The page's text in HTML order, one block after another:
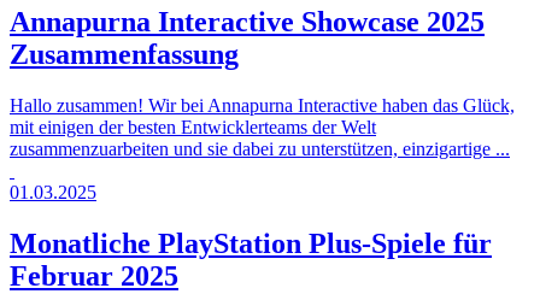
Annapurna Interactive Showcase 2025
Zusammenfassung
Hallo zusammen! Wir bei Annapurna Interactive haben das Glück,
mit einigen der besten Entwicklerteams der Welt
zusammenzuarbeiten und sie dabei zu unterstützen, einzigartige ...
01.03.2025
Monatliche PlayStation Plus-Spiele für
Februar 2025